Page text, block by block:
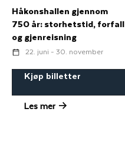
Håkonshallen gjennom
750 år: storhetstid, forfall
og gjenreisning
22. juni - 30. november
Kjøp billetter
Les mer